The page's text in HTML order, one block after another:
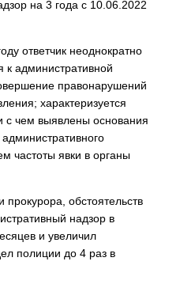
на 3 года с 10.06.2022
ответчик неоднократно
к административной
правонарушений
характеризуется
с чем выявлены основания
частоты явки в органы
прокурора, обстоятельств
надзор в
и увеличил
полиции до 4 раз в